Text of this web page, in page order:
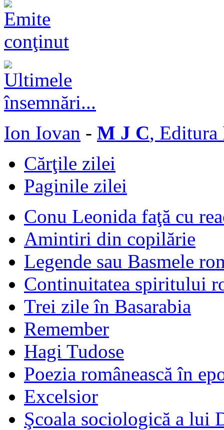
Ion Iovan - M J C, Editura
Cărţile zilei
Paginile zilei
Conu Leonida faţă cu
Amintiri din copilărie
Legende sau Basmele
Continuitatea spiritului
Trei zile în Basarabia
Remember
Hagi Tudose
Poezia românească în
Excelsior
Şcoala sociologică a lui